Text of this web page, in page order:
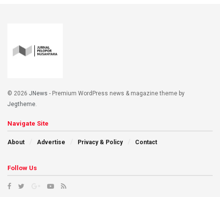
© 2026 JNews - Premium WordPress news & magazine theme by
Jegtheme.
Navigate Site
About Advertise Privacy & Policy Contact
Follow Us